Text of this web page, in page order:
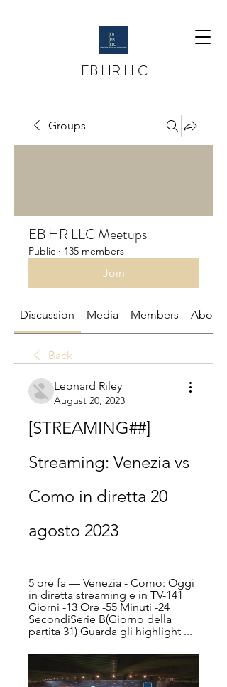
EB HR LLC
Groups
EB HR LLC Meetups
Public · 135 members
Join
Discussion Media Members About
Back
Leonard Riley
August 20, 2023
[STREAMING##]
Streaming: Venezia vs
Como in diretta 20
agosto 2023
5 ore fa — Venezia - Como: Oggi
in diretta streaming e in TV-141
Giorni -13 Ore -55 Minuti -24
SecondiSerie B(Giorno della
partita 31) Guarda gli highlight ...